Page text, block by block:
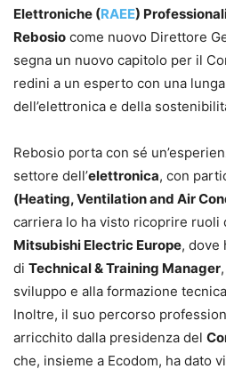
Elettroniche (RAEE)
Rebosio come nuovo Direttore
segna un nuovo capitolo per il
redini a un esperto con una
dell’elettronica e della
Rebosio porta con sé
settore dell’elettronica, con
(Heating, Ventilation and Air
carriera lo ha visto ricoprire ruoli
Mitsubishi Electric Europe, dove
di Technical & Training Manager
sviluppo e alla formazione
Inoltre, il suo percorso
arricchito dalla presidenza del
che, insieme a Ecodom, ha dato